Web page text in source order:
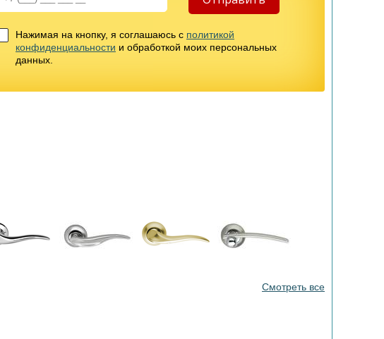
Нажимая на кнопку, я соглашаюсь с политикой
конфиденциальности и обработкой моих персональных
данных.
Смотреть все